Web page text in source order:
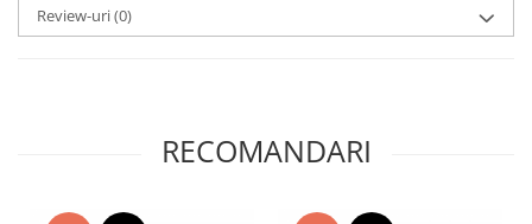
Review-uri(0)
RECOMANDARI